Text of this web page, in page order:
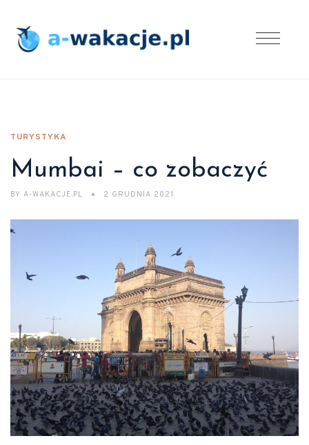
TURYSTYKA
Mumbai – co zobaczyć
BY A-WAKACJE.PL 2 GRUDNIA 2021